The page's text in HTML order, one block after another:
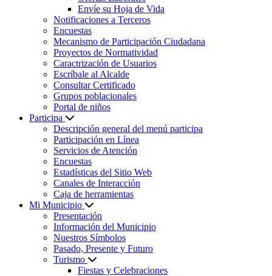
Envíe su Hoja de Vida
Notificaciones a Terceros
Encuestas
Mecanismo de Participación Ciudadana
Proyectos de Normatividad
Caractrización de Usuarios
Escríbale al Alcalde
Consultar Certificado
Grupos poblacionales
Portal de niños
Participa
Descripción general del menú participa
Participación en Línea
Servicios de Atención
Encuestas
Estadísticas del Sitio Web
Canales de Interacción
Caja de herramientas
Mi Municipio
Presentación
Información del Municipio
Nuestros Símbolos
Pasado, Presente y Futuro
Turismo
Fiestas y Celebraciones